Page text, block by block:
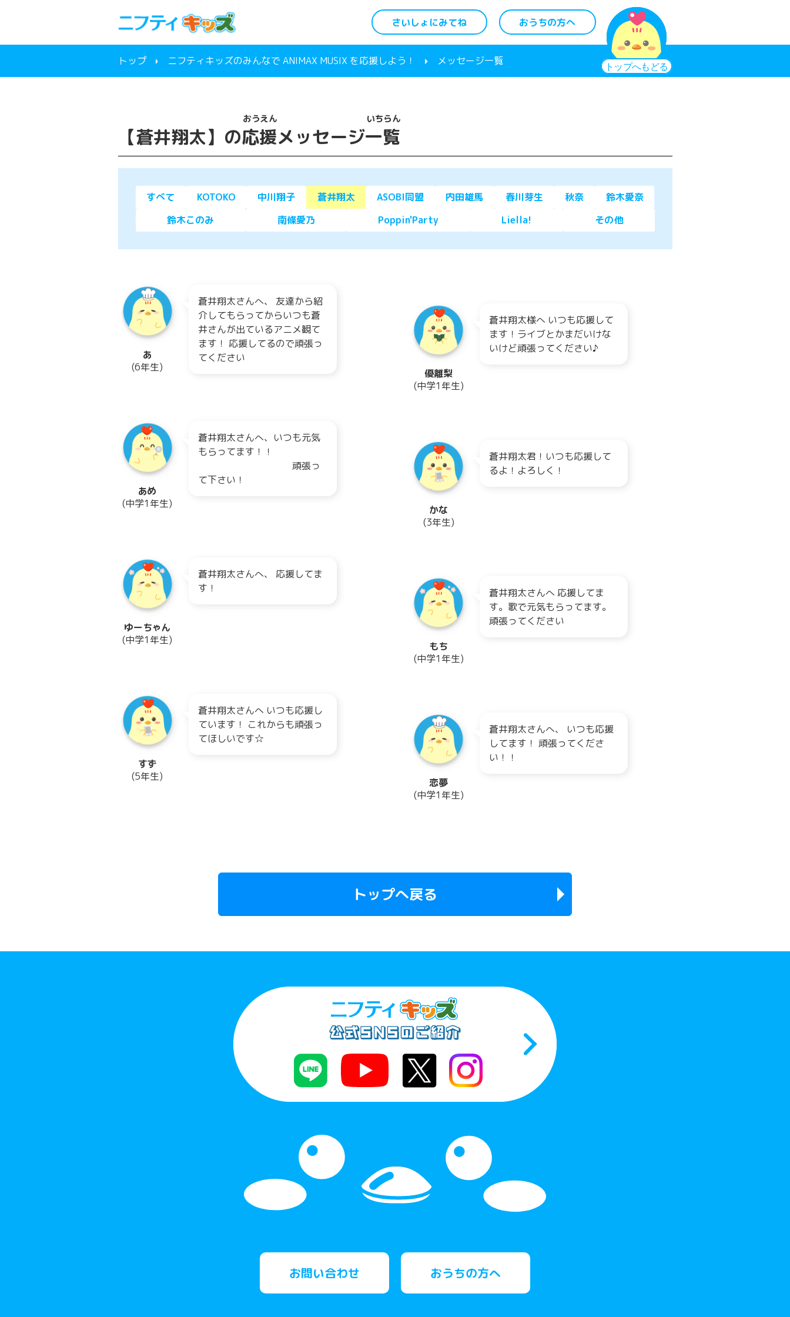
さいしょにみてね おうちの方へ
トップ ニフティキッズのみんなで ANIMAX MUSIX を応援しよう！ メッセージ一覧
【蒼井翔太】の応援
おうえん
メッセージ一覧
いちらん
すべて KOTOKO 中川翔子 蒼井翔太 ASOBI同盟 内田雄馬 春川芽生 秋奈
鈴木愛奈
鈴木このみ
南條愛乃 Poppin'Party Liella! その他
あ
(6年生)
蒼井翔太さんへ、 友達から紹
介してもらってからいつも蒼
井さんが出ているアニメ観て
ます！ 応援してるので頑張っ
てください
優離梨
(中学1年生)
蒼井翔太様へ いつも応援して
ます！ライブとかまだいけな
いけど頑張ってください♪
あめ
(中学1年生)
蒼井翔太さんへ、いつも元気
もらってます！！
頑張っ
て下さい！
かな
(3年生)
蒼井翔太君！いつも応援して
るよ！よろしく！
ゆーちゃん
(中学1年生)
蒼井翔太さんへ、 応援してま
す！
もち
(中学1年生)
蒼井翔太さんへ 応援してま
す。歌で元気もらってます。
頑張ってください
すず
(5年生)
蒼井翔太さんへ いつも応援し
ています！ これからも頑張っ
てほしいです☆
恋夢
(中学1年生)
蒼井翔太さんへ、 いつも応援
してます！ 頑張ってくださ
い！！
トップへ戻る
お問い合わせ おうちの方へ